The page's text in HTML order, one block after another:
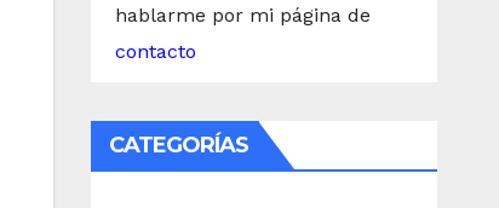
hablarme por mi página de
contacto
CATEGORÍAS